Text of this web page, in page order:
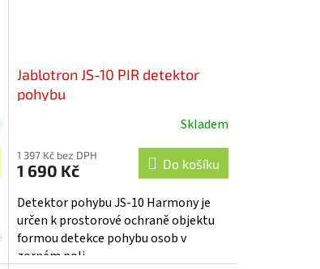
Jablotron JS-10 PIR detektor
pohybu
produktu
je
5,0
z
5
hvězdiček.
Skladem
1 397 Kč bez DPH
1 690 Kč Do košíku
Detektor pohybu JS-10 Harmony je
určen k prostorové ochraně objektu
formou detekce pohybu osob v
zorném poli.